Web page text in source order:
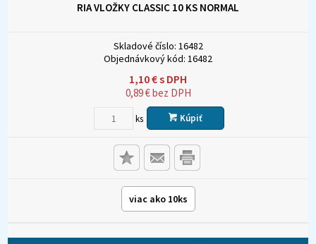
RIA VLOŽKY CLASSIC 10 KS NORMAL
Skladové číslo: 16482
Objednávkový kód: 16482
1,10€s DPH
0,89€bez DPH
ks Kúpiť
viac ako 10ks